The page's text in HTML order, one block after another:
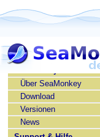
SeaMonkey deutsch
Über SeaMonkey
Download
Versionen
News